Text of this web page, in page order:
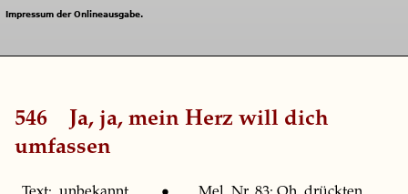
Impressum der Onlineausgabe.
546
Ja, ja, mein Herz will dich
umfassen